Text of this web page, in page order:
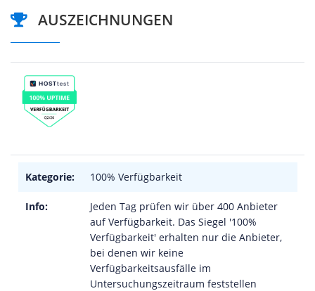
AUSZEICHNUNGEN
Kategorie: 100% Verfügbarkeit
Info:
Jeden Tag prüfen wir über 400 Anbieter
auf Verfügbarkeit. Das Siegel '100%
Verfügbarkeit' erhalten nur die Anbieter,
bei denen wir keine
Verfügbarkeitsausfälle im
Untersuchungszeitraum feststellen